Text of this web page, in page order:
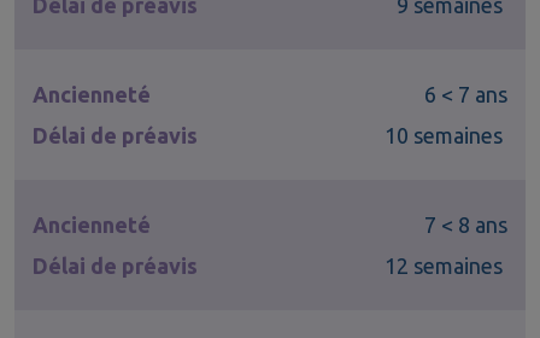
Délai de préavis
9 semaines
Ancienneté
6 < 7 ans
Délai de préavis
10 semaines
Ancienneté
7 < 8 ans
Délai de préavis
12 semaines